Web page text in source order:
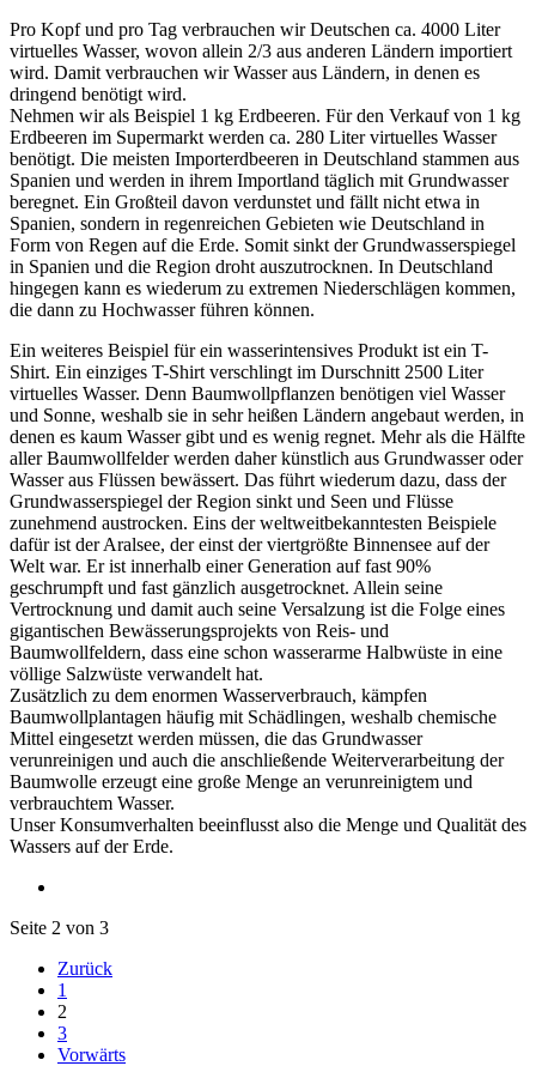
Pro Kopf und pro Tag verbrauchen wir Deutschen ca. 4000 Liter
virtuelles Wasser, wovon allein 2/3 aus anderen Ländern importiert
wird. Damit verbrauchen wir Wasser aus Ländern, in denen es
dringend benötigt wird.
Nehmen wir als Beispiel 1 kg Erdbeeren. Für den Verkauf von 1 kg
Erdbeeren im Supermarkt werden ca. 280 Liter virtuelles Wasser
benötigt. Die meisten Importerdbeeren in Deutschland stammen aus
Spanien und werden in ihrem Importland täglich mit Grundwasser
beregnet. Ein Großteil davon verdunstet und fällt nicht etwa in
Spanien, sondern in regenreichen Gebieten wie Deutschland in
Form von Regen auf die Erde. Somit sinkt der Grundwasserspiegel
in Spanien und die Region droht auszutrocknen. In Deutschland
hingegen kann es wiederum zu extremen Niederschlägen kommen,
die dann zu Hochwasser führen können.
Ein weiteres Beispiel für ein wasserintensives Produkt ist ein T-
Shirt. Ein einziges T-Shirt verschlingt im Durschnitt 2500 Liter
virtuelles Wasser. Denn Baumwollpflanzen benötigen viel Wasser
und Sonne, weshalb sie in sehr heißen Ländern angebaut werden, in
denen es kaum Wasser gibt und es wenig regnet. Mehr als die Hälfte
aller Baumwollfelder werden daher künstlich aus Grundwasser oder
Wasser aus Flüssen bewässert. Das führt wiederum dazu, dass der
Grundwasserspiegel der Region sinkt und Seen und Flüsse
zunehmend austrocken. Eins der weltweitbekanntesten Beispiele
dafür ist der Aralsee, der einst der viertgrößte Binnensee auf der
Welt war. Er ist innerhalb einer Generation auf fast 90%
geschrumpft und fast gänzlich ausgetrocknet. Allein seine
Vertrocknung und damit auch seine Versalzung ist die Folge eines
gigantischen Bewässerungsprojekts von Reis- und
Baumwollfeldern, dass eine schon wasserarme Halbwüste in eine
völlige Salzwüste verwandelt hat.
Zusätzlich zu dem enormen Wasserverbrauch, kämpfen
Baumwollplantagen häufig mit Schädlingen, weshalb chemische
Mittel eingesetzt werden müssen, die das Grundwasser
verunreinigen und auch die anschließende Weiterverarbeitung der
Baumwolle erzeugt eine große Menge an verunreinigtem und
verbrauchtem Wasser.
Unser Konsumverhalten beeinflusst also die Menge und Qualität des
Wassers auf der Erde.
Seite 2 von 3
Zurück
1
2
3
Vorwärts